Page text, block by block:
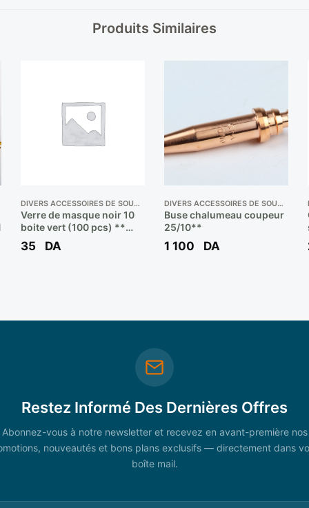
Produits Similaires
DIVERS ACCESSOIRES DE SOUDEUR
Verre de masque noir 10
boite vert (100 pcs) **
BOOCHNA
35 DA
DIVERS ACCESSOIRES DE SOUDEUR
Buse chalumeau coupeur
25/10**
1 100 DA
Restez Informé Des Dernières Offres
Abonnez-vous à notre newsletter et recevez en avant-première nos
nouveautés et bons plans exclusifs — directement dans
boîte mail.